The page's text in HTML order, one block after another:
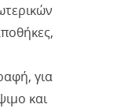
για
και